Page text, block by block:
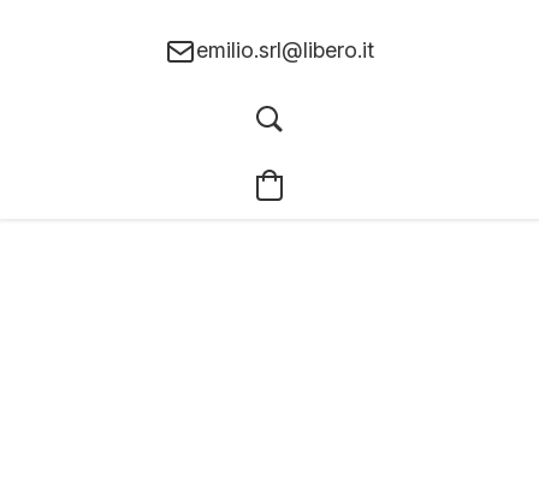
emilio.srl@libero.it